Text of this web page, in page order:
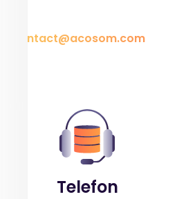
contact@acosom.com
Telefon